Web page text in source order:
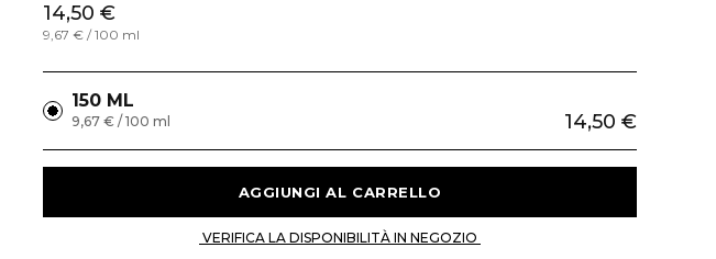
14,50 €
9,67 € / 100 ml
150 ML
14,50 €
9,67 € / 100 ml